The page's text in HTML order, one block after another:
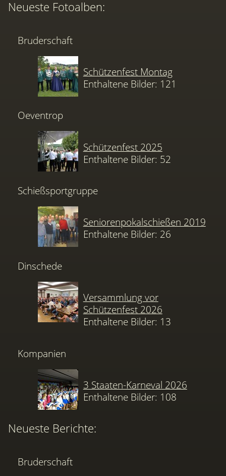
Neueste Fotoalben:
Bruderschaft
Schützenfest Montag
Enthaltene Bilder: 121
Oeventrop
Schützenfest 2025
Enthaltene Bilder: 52
Schießsportgruppe
Seniorenpokalschießen 2019
Enthaltene Bilder: 26
Dinschede
Versammlung vor
Schützenfest 2026
Enthaltene Bilder: 13
Kompanien
3 Staaten-Karneval 2026
Enthaltene Bilder: 108
Neueste Berichte:
Bruderschaft